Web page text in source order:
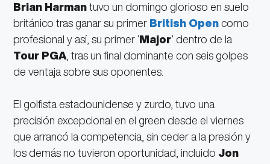
Brian Harman tuvo un domingo glorioso en suelo
británico tras ganar su primer British Open como
profesional y así, su primer ‘Major’ dentro de la
Tour PGA , tras un final dominante con seis golpes
de ventaja sobre sus oponentes.
El golfista estadounidense y zurdo, tuvo una
precisión excepcional en el green desde el viernes
que arrancó la competencia, sin ceder a la presión y
los demás no tuvieron oportunidad, incluido Jon